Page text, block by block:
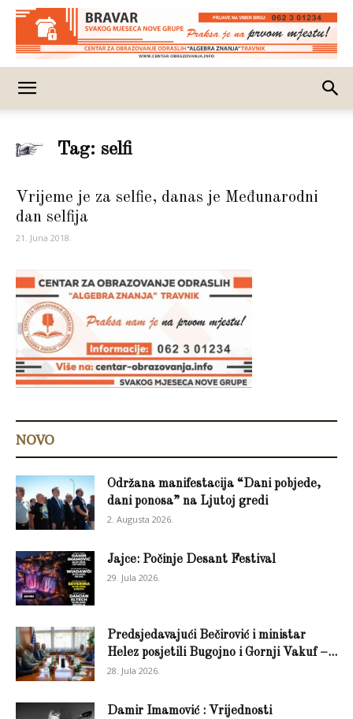
Tag: selfi
Vrijeme je za selfie, danas je Međunarodni
dan selfija
21. Juna 2018.
NOVO
Održana manifestacija “Dani pobjede,
dani ponosa” na Ljutoj gredi
2. Augusta 2026.
Jajce: Počinje Desant Festival
29. Jula 2026.
Predsjedavajući Bečirović i ministar
Helez posjetili Bugojno i Gornji Vakuf –...
28. Jula 2026.
Damir Imamović : Vrijednosti